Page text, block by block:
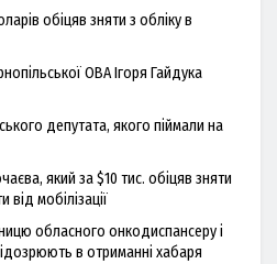
обіцяв зняти з обліку в
ОВА Ігоря Гайдука
депутата, якого піймали на
який за $10 тис. обіцяв зняти
мобілізації
обласного онкодиспансеру і
в отриманні хабаря